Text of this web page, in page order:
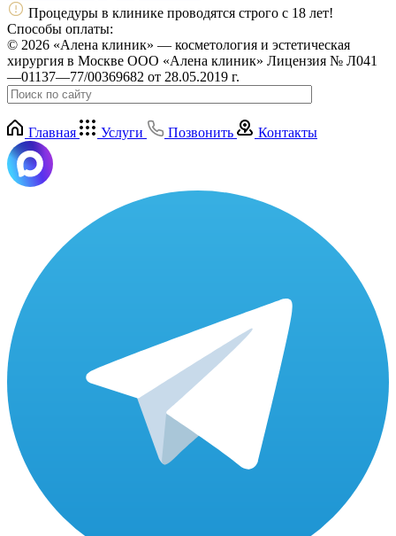
Процедуры в клинике проводятся строго с 18 лет!
Способы оплаты:
© 2026 «Алена клиник» — косметология и эстетическая
хирургия в Москве ООО «Алена клиник» Лицензия № Л041
—01137—77/00369682 от 28.05.2019 г.
Главная Услуги Позвонить Контакты